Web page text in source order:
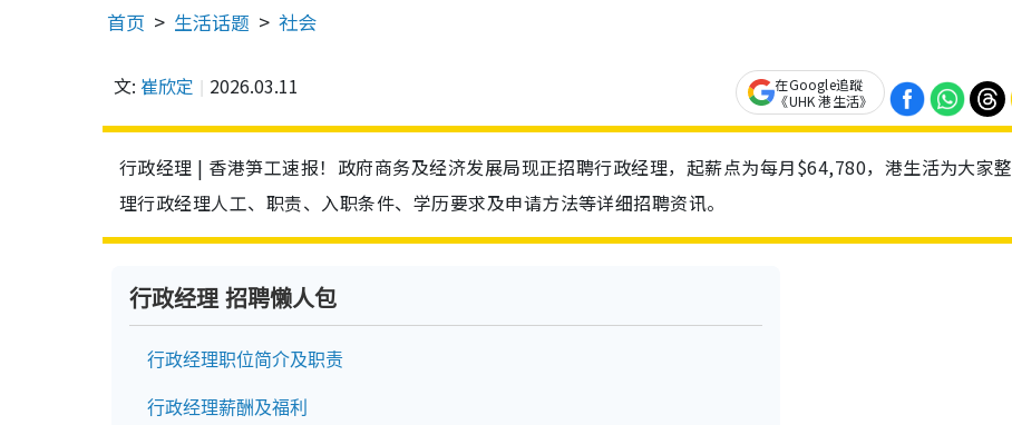
首页 生活话题 社会
文: 崔欣定 2026.03.11
在Google追蹤
《UHK 港生活》
行政经理 | 香港笋工速报！政府商务及经济发展局现正招聘行政经理，起薪点为每月$64,780，港生活为大家整
理行政经理人工、职责、入职条件、学历要求及申请方法等详细招聘资讯。
行政经理 招聘懒人包
行政经理职位简介及职责
行政经理薪酬及福利